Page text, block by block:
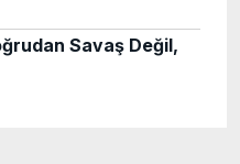
Savaş Değil,